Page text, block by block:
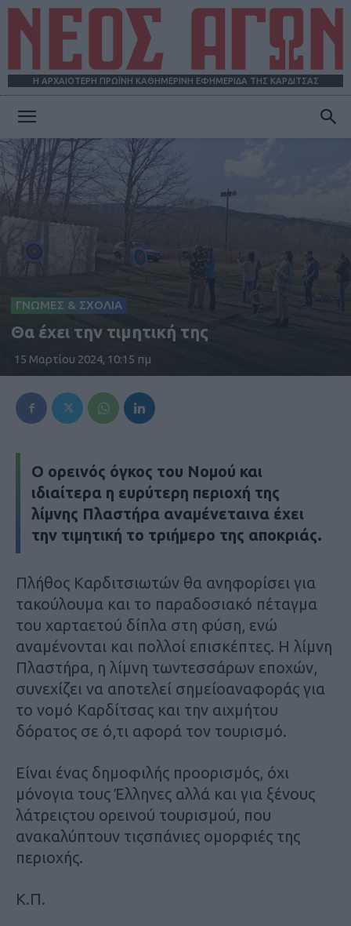
Η ΑΡΧΑΙΟΤΕΡΗ ΠΡΩΪΝΗ ΚΑΘΗΜΕΡΙΝΗ ΕΦΗΜΕΡΙΔΑ ΤΗΣ ΚΑΡΔΙΤΣΑΣ
ΓΝΩΜΕΣ & ΣΧΟΛΙΑ
Θα έχει την τιμητική της
15 Μαρτίου 2024, 10:15 πμ
Ο ορεινός όγκος του Νομού και
ιδιαίτερα η ευρύτερη περιοχή της
λίμνης Πλαστήρα αναμένεταινα έχει
την τιμητική το τριήμερο της αποκριάς.
Πλήθος Καρδιτσιωτών θα ανηφορίσει για
τακούλουμα και το παραδοσιακό πέταγμα
του χαρταετού δίπλα στη φύση, ενώ
αναμένονται και πολλοί επισκέπτες. Η λίμνη
Πλαστήρα, η λίμνη τωντεσσάρων εποχών,
συνεχίζει να αποτελεί σημείοαναφοράς για
το νομό Καρδίτσας και την αιχμήτου
δόρατος σε ό,τι αφορά τον τουρισμό.
Είναι ένας δημοφιλής προορισμός, όχι
μόνογια τους Έλληνες αλλά και για ξένους
λάτρειςτου ορεινού τουρισμού, που
ανακαλύπτουν τιςσπάνιες ομορφιές της
περιοχής.
Κ.Π.